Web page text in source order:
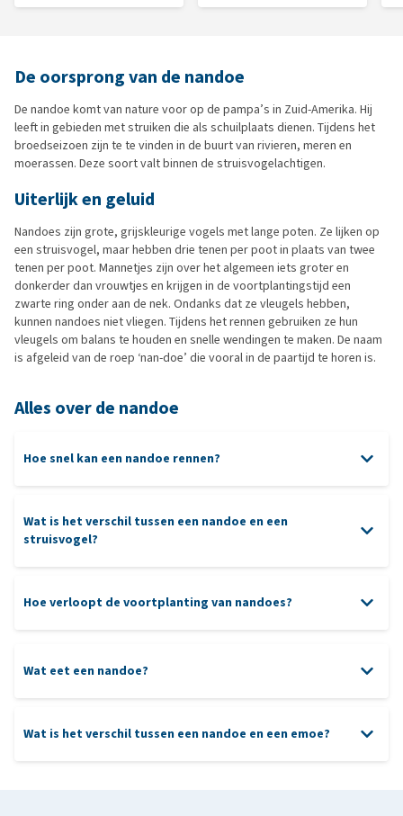
De oorsprong van de nandoe
De nandoe komt van nature voor op de pampa’s in Zuid-Amerika. Hij
leeft in gebieden met struiken die als schuilplaats dienen. Tijdens het
broedseizoen zijn te te vinden in de buurt van rivieren, meren en
moerassen. Deze soort valt binnen de struisvogelachtigen.
Uiterlijk en geluid
Nandoes zijn grote, grijskleurige vogels met lange poten. Ze lijken op
een struisvogel, maar hebben drie tenen per poot in plaats van twee
tenen per poot. Mannetjes zijn over het algemeen iets groter en
donkerder dan vrouwtjes en krijgen in de voortplantingstijd een
zwarte ring onder aan de nek. Ondanks dat ze vleugels hebben,
kunnen nandoes niet vliegen. Tijdens het rennen gebruiken ze hun
vleugels om balans te houden en snelle wendingen te maken. De naam
is afgeleid van de roep ‘nan-doe’ die vooral in de paartijd te horen is.
Alles over de nandoe
Hoe snel kan een nandoe rennen?
Wat is het verschil tussen een nandoe en een
struisvogel?
Hoe verloopt de voortplanting van nandoes?
Wat eet een nandoe?
Wat is het verschil tussen een nandoe en een emoe?